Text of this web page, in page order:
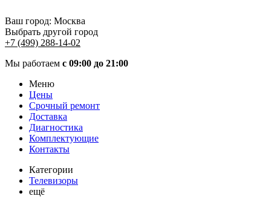
Ваш город: Москва
Выбрать другой город
+7 (499) 288-14-02
Мы работаем с 09:00 до 21:00
Меню
Цены
Срочный ремонт
Доставка
Диагностика
Комплектующие
Контакты
Категории
Телевизоры
ещё